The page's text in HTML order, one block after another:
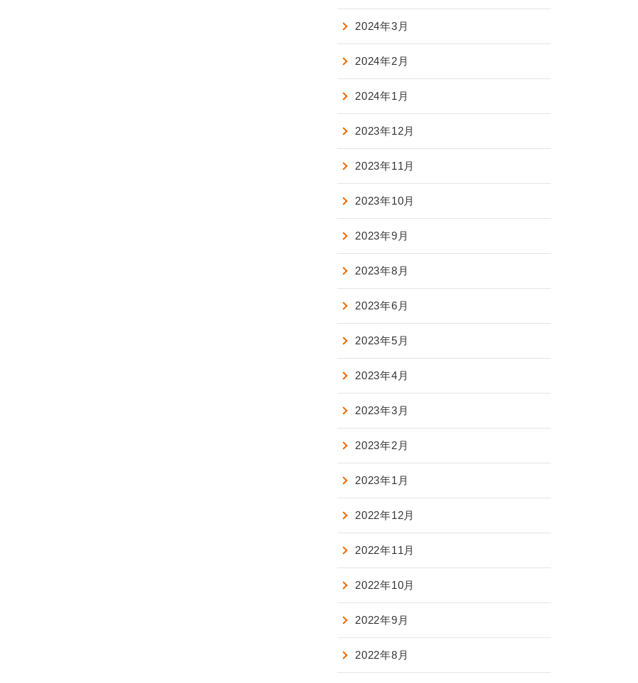
2024年3月
2024年2月
2024年1月
2023年12月
2023年11月
2023年10月
2023年9月
2023年8月
2023年6月
2023年5月
2023年4月
2023年3月
2023年2月
2023年1月
2022年12月
2022年11月
2022年10月
2022年9月
2022年8月